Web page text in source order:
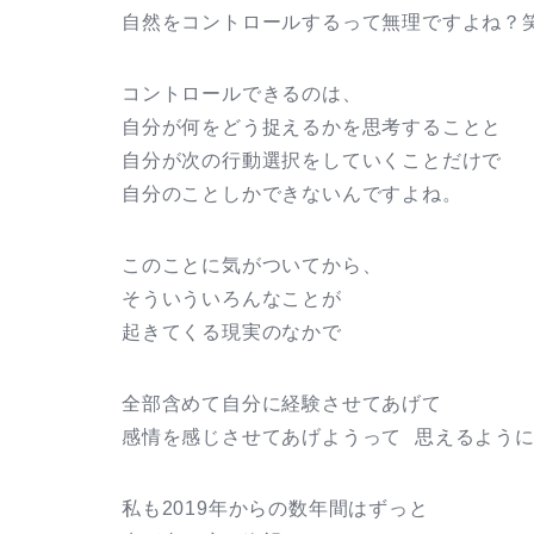
自然をコントロールするって無理ですよね？
コントロールできるのは、
自分が何をどう捉えるかを思考することと
自分が次の行動選択をしていくことだけで
自分のことしかできないんですよね。
このことに気がついてから、
そういういろんなことが
起きてくる現実のなかで
全部含めて自分に経験させてあげて
感情を感じさせてあげようって 思えるように
私も2019年からの数年間はずっと